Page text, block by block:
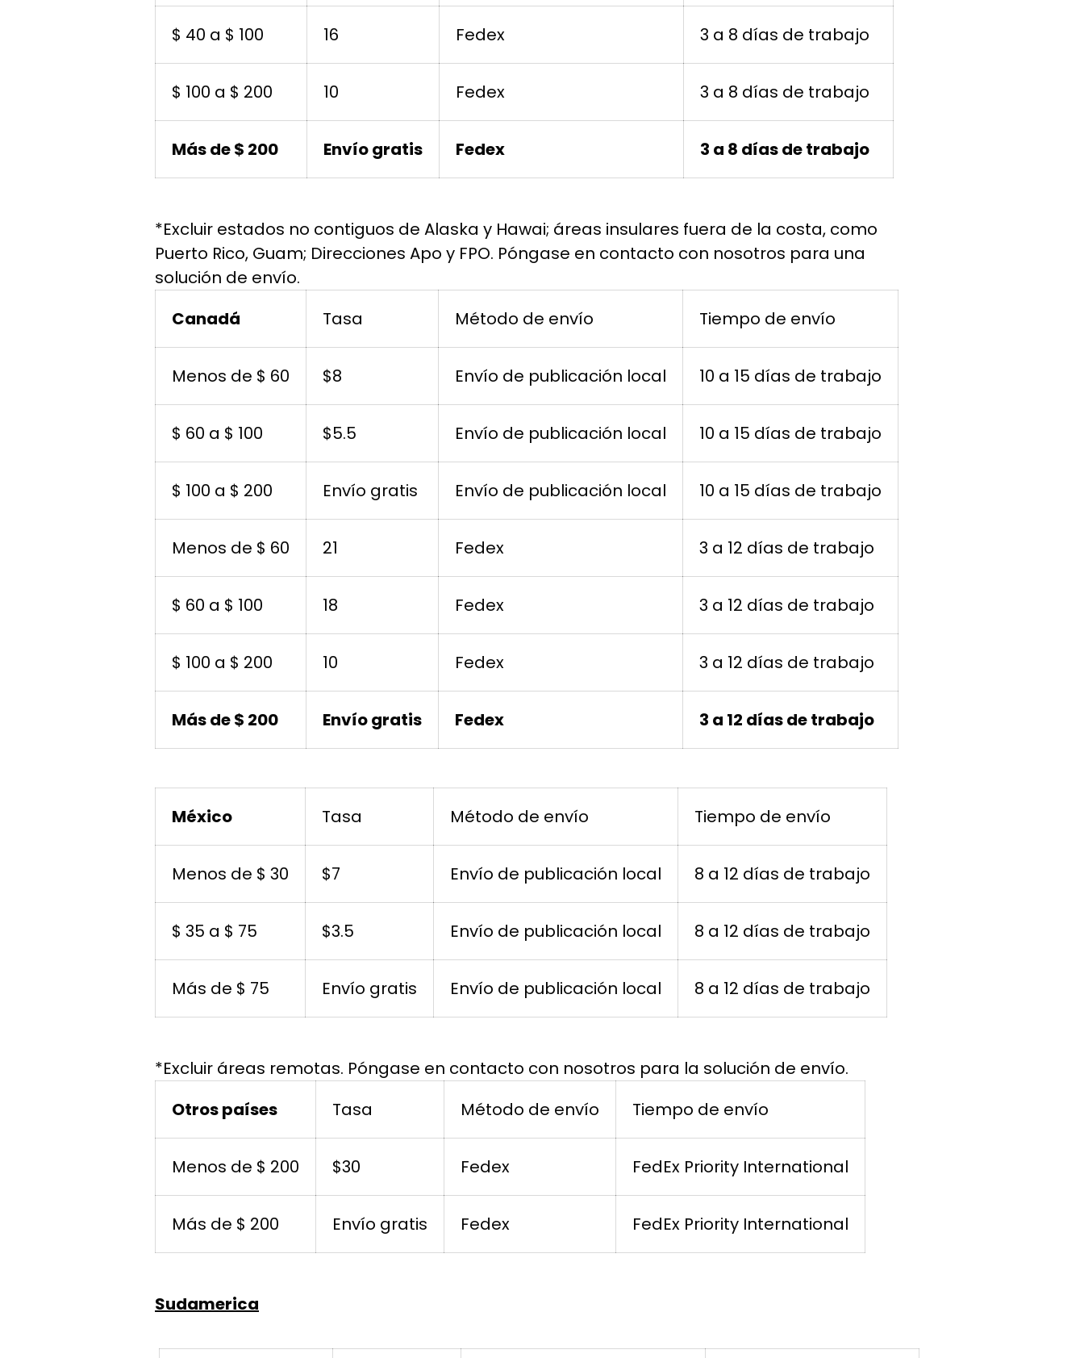
$ 40 a $ 100 16 Fedex 3 a 8 días de trabajo
$ 100 a $ 200 10 Fedex 3 a 8 días de trabajo
Más de $ 200 Envío gratis Fedex 3 a 8 días de trabajo
*Excluir estados no contiguos de Alaska y Hawai; áreas insulares fuera de la costa, como
Puerto Rico, Guam; Direcciones Apo y FPO. Póngase en contacto con nosotros para una
solución de envío.
Canadá
Tasa Método de envío Tiempo de envío
Menos de $ 60 $8 Envío de publicación local 10 a 15 días de trabajo
$ 60 a $ 100 $5.5 Envío de publicación local 10 a 15 días de trabajo
$ 100 a $ 200 Envío gratis Envío de publicación local 10 a 15 días de trabajo
Menos de $ 60 21 Fedex 3 a 12 días de trabajo
$ 60 a $ 100 18 Fedex 3 a 12 días de trabajo
$ 100 a $ 200 10 Fedex 3 a 12 días de trabajo
Más de $ 200 Envío gratis Fedex 3 a 12 días de trabajo
México Tasa Método de envío Tiempo de envío
Menos de $ 30 $7 Envío de publicación local 8 a 12 días de trabajo
$ 35 a $ 75 $3.5 Envío de publicación local 8 a 12 días de trabajo
Más de $ 75 Envío gratis Envío de publicación local 8 a 12 días de trabajo
*Excluir áreas remotas. Póngase en contacto con nosotros para la solución de envío.
Otros países
Tasa Método de envío Tiempo de envío
Menos de $ 200 $30 Fedex FedEx Priority International
Más de $ 200 Envío gratis Fedex FedEx Priority International
Sudamerica